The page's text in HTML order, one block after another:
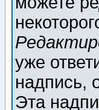
уже
надпись,
Эта